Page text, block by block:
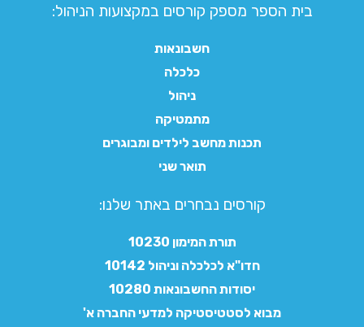
בית הספר מספק קורסים במקצועות הניהול:
חשבונאות
כלכלה
ניהול
מתמטיקה
תכנות מחשב לילדים ומבוגרים
תואר שני
קורסים נבחרים באתר שלנו:​
תורת המימון 10230
חדו"א לכלכלה וניהול 10142
יסודות החשבונאות 10280
מבוא לסטטיסטיקה למדעי החברה א'